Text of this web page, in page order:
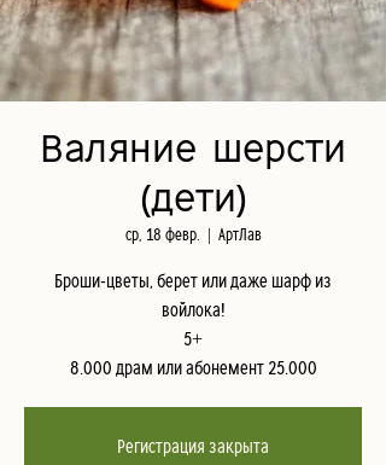
Валяние шерсти
(дети)
ср, 18 февр. АртЛав
Броши-цветы, берет или даже шарф из
войлока!
5+
8.000 драм или абонемент 25.000
Регистрация закрыта